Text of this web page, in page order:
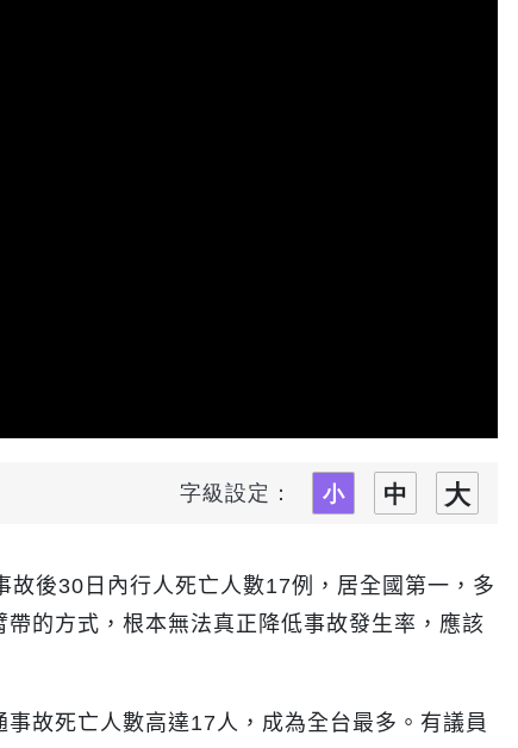
字級設定：
故後30 日內行人死亡人數17例，居全國第一，多
的方式，根本無法真正降低事故發生率，應該
事故死亡人數高達17人，成為全台最多。有議員